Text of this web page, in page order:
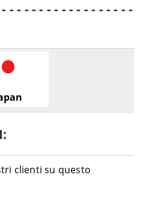
- - - - - - - - - - - - - - - - -
clienti su questo